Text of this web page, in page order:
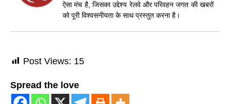
ऐसा मंच है, जिसका उद्देश्य रेलवे और परिवहन जगत की खबरों
को पूरी विश्वसनीयता के साथ प्रस्तुत करना है।
Post Views: 15
Spread the love